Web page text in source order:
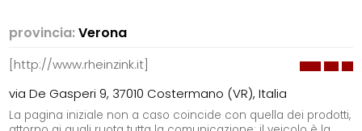
provincia:Verona
[http://www.rheinzink.it]
via De Gasperi 9, 37010 Costermano (VR), Italia
La pagina iniziale non a caso coincide con quella dei prodotti,